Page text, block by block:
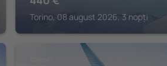
Torino, 08 august 2026, 3 nopți